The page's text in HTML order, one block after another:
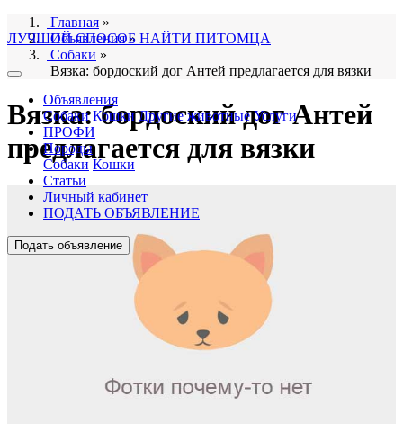
ЛУЧШИЙ СПОСОБ НАЙТИ ПИТОМЦА
Объявления
Собаки Кошки Другие животные Услуги
ПРОФИ
Породы
Собаки Кошки
Статьи
Личный кабинет
ПОДАТЬ ОБЪЯВЛЕНИЕ
Подать объявление
Главная »
Объявления»
Собаки »
Вязка: бордоский дог Антей предлагается для вязки
Вязка: бордоский дог Антей
предлагается для вязки